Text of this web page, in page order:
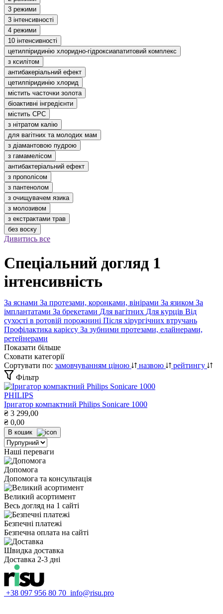
3 режими
3 інтенсивності
4 режими
10 інтенсивності
цетилпіридинію хлоридно-гідроксиапатитовий комплекс
з ксилітом
антибакеріальний ефект
цетилпіридинію хлорид
містить часточки золота
біоактивні інгредієнти
містить CPC
з нітратом калію
для вагітних та молодих мам
з діамантовою пудрою
з гамамелісом
антибактеріальний ефект
з прополісом
з пантенолом
з очищувачем язика
з молозивом
з екстрактами трав
без воску
Дивитись все
Спеціальний догляд 1
інтенсивність
За яснами За протезами, коронками, вінірами За язиком За
імплантатами За брекетами Для вагітних Для курців Від
сухості в ротовій порожнині Після хірургічних втручань
Профілактика карієсу За зубними протезами, елайнерами,
ретейнерами
Показати більше
Сховати категорії
Сортувати по: замовчуванням ціною назвою
рейтингу
Фільтр
PHILIPS
Іригатор компактний Philips Sonicare 1000
₴ 3 299,00
₴ 0,00
В кошик
Наші переваги
Допомога
Допомога та консультація
Великий асортимент
Весь догляд на 1 сайті
Безпечні платежі
Безпечна оплата на сайті
Швидка доставка
Доставка 2-3 дні
+38 097 956 80 70 info@risu.pro